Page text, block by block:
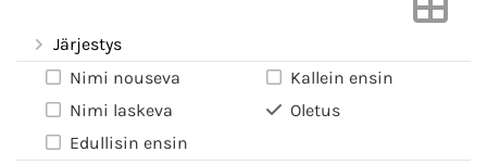
Järjestys
Nimi nouseva
Nimi laskeva
Edullisin ensin
Kallein ensin
Oletus